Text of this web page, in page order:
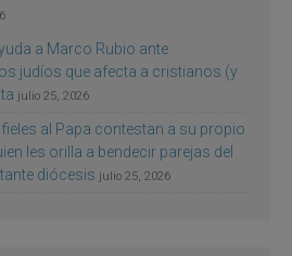
a Marco Rubio ante
judíos que afecta a cristianos (y
julio 25, 2026
al Papa contestan a su propio
les orilla a bendecir parejas del
diócesis julio 25, 2026